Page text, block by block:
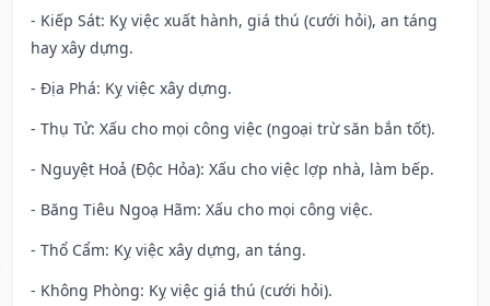
- Kiếp Sát: Kỵ việc xuất hành, giá thú (cưới hỏi), an táng
hay xây dựng.
- Địa Phá: Kỵ việc xây dựng.
- Thụ Tử: Xấu cho mọi công việc (ngoại trừ săn bắn tốt).
- Nguyệt Hoả (Độc Hỏa): Xấu cho việc lợp nhà, làm bếp.
- Băng Tiêu Ngoạ Hãm: Xấu cho mọi công việc.
- Thổ Cẩm: Kỵ việc xây dựng, an táng.
- Không Phòng: Kỵ việc giá thú (cưới hỏi).